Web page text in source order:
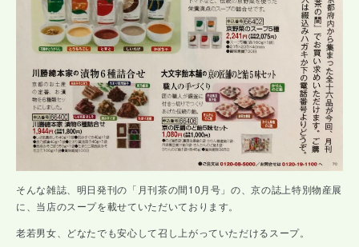
そんな雑誌、明日発刊の「月刊茶の間10月号」の、京の誌上特別物産展
に、当店のスープを載せていただいております。
老若男女、どなたでも安心して召し上がっていただけるスープ。